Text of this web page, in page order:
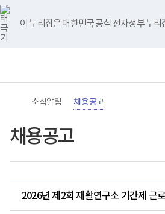
바
로
가
기
메
이 누리집은 대한민국 공식 전자정부 누리
너
비
767px
이
하
영메
홈
소식알림 채용공고
채용공고
2026년 제2회 재활연구소 기간제 근
유
튜
브
블
로
그
인
스
타
그
램
페
이
스
북